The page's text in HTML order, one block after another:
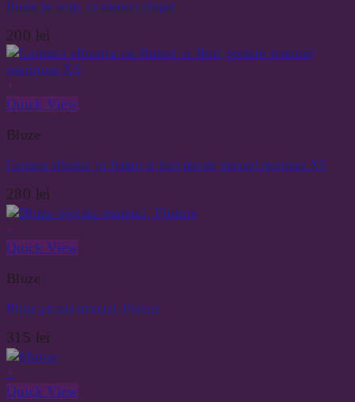
Bluza pe corp, cu maneci clopot
200 lei
Quick View
Bluze
Camasa albastra cu fluturi si flori pictate manual marimea XS
280 lei
Quick View
Bluze
Bluza pictata manual, Fluture
315 lei
Quick View